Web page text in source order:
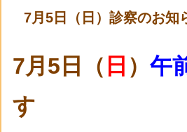
7月5日（日）診察のお知
7月5日（ 日 ）午
す